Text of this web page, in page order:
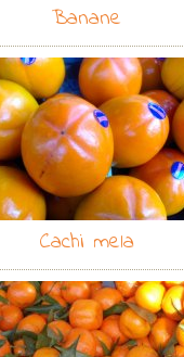
Banane
Cachi mela